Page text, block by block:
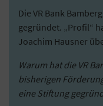
Die VR Bank
gegründet. „Profil“
Joachim Hausner
Warum hat die VR
bisherigen
eine Stiftung